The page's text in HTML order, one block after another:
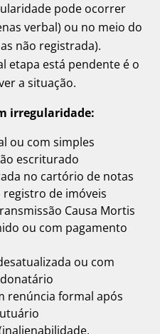
pode ocorrer
verbal) ou no meio do
não registrada).
etapa está pendente é o
a situação.
irregularidade:
ou com simples
escriturado
no cartório de notas
registro de imóveis
Causa Mortis
ou com pagamento
ou com
renúncia formal após